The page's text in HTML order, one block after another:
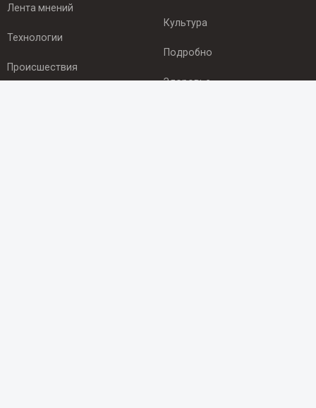
Лента мнений
Технологии
Происшествия
Культура
Подробно
Здоровье